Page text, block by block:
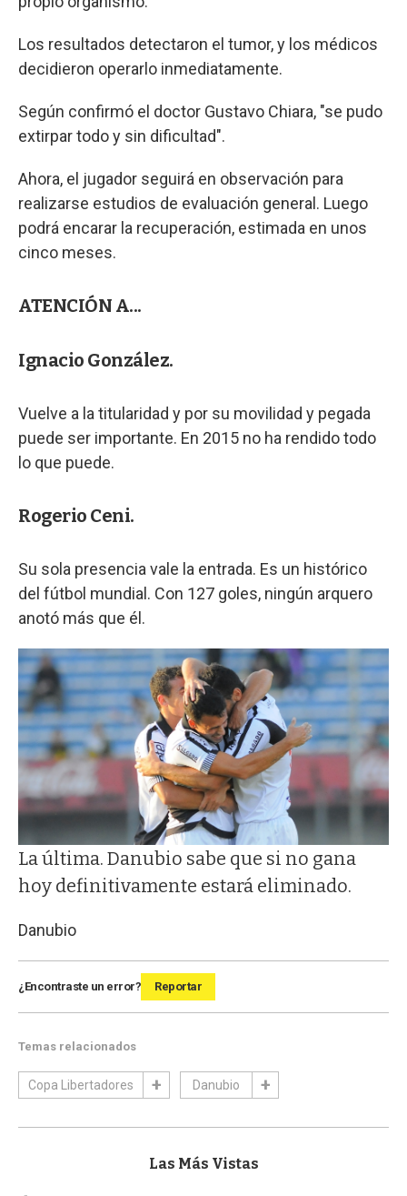
Los resultados detectaron el tumor, y los médicos
decidieron operarlo inmediatamente.
Según confirmó el doctor Gustavo Chiara, "se pudo
extirpar todo y sin dificultad".
Ahora, el jugador seguirá en observación para
realizarse estudios de evaluación general. Luego
podrá encarar la recuperación, estimada en unos
cinco meses.
ATENCIÓN A...
Ignacio González.
Vuelve a la titularidad y por su movilidad y pegada
puede ser importante. En 2015 no ha rendido todo
lo que puede.
Rogerio Ceni.
Su sola presencia vale la entrada. Es un histórico
del fútbol mundial. Con 127 goles, ningún arquero
anotó más que él.
La última. Danubio sabe que si no gana
hoy definitivamente estará eliminado.
Danubio
¿Encontraste un error? Reportar
Temas relacionados
Copa Libertadores Danubio
Las Más Vistas